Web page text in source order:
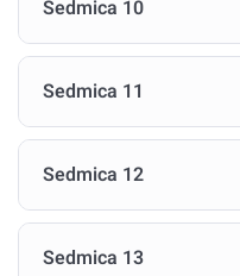
Sedmica 10
Sedmica 11
Sedmica 12
Sedmica 13